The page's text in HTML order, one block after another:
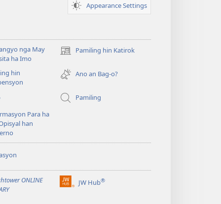
Appearance Settings
nga May
ha Imo
Pamiling hin Katirok
(opens
window)
hin
Ano an Bag-o?
Pamiling
Para ha
han
ONLINE
JW Hub®
(opens